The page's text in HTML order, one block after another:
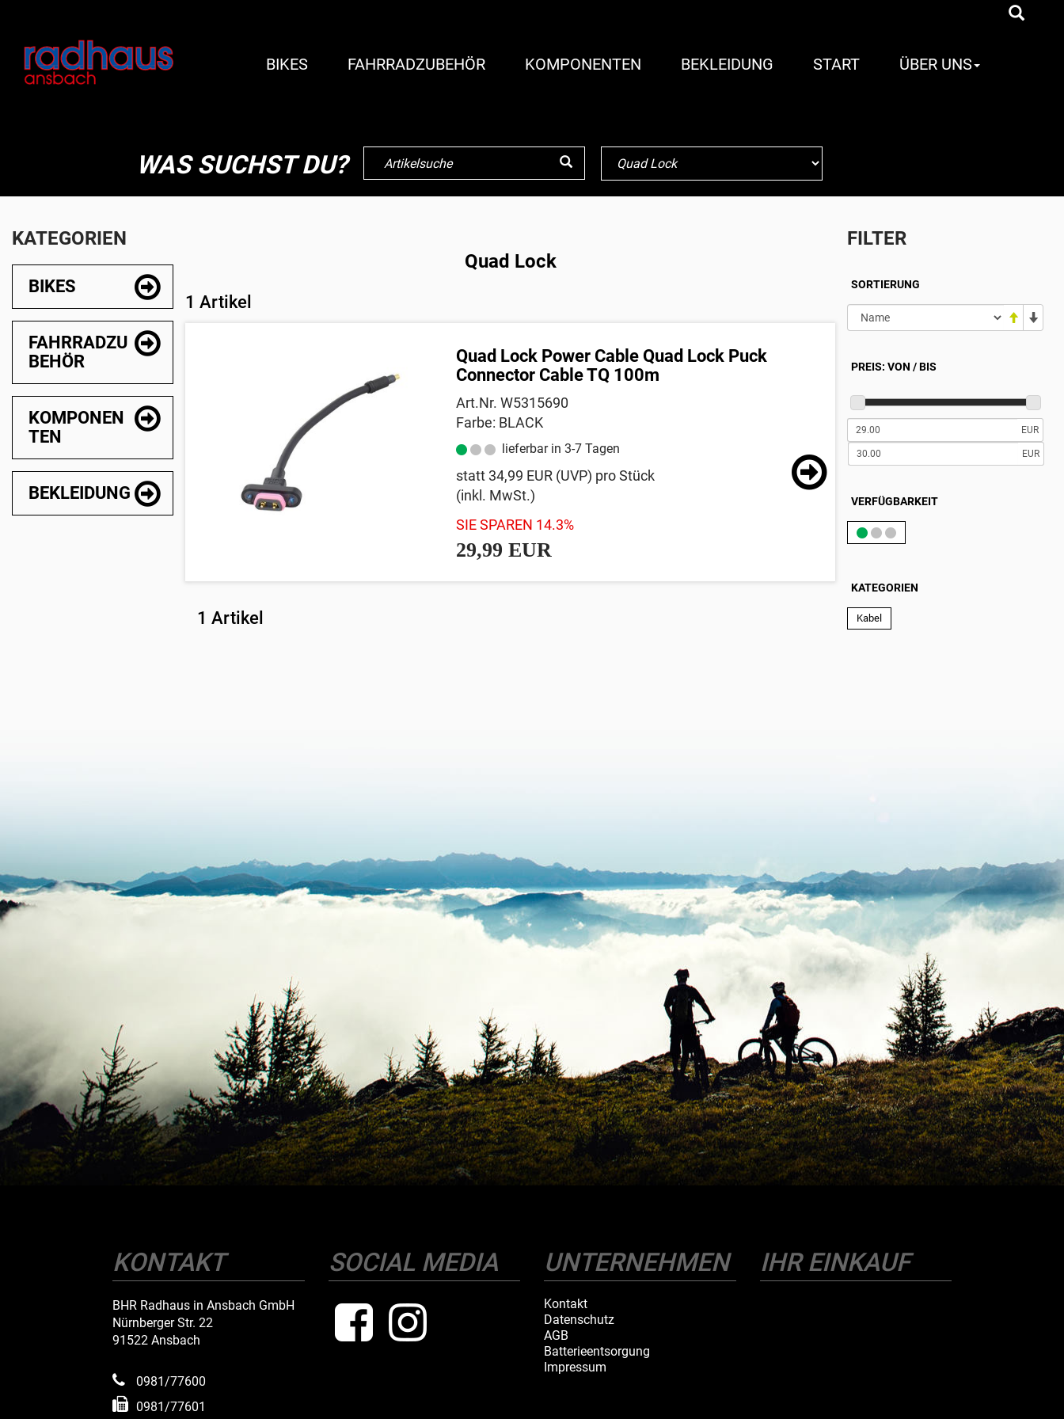
BIKES FAHRRADZUBEHÖR KOMPONENTEN BEKLEIDUNG START ÜBER UNS
WAS SUCHST DU?
KATEGORIEN
BIKES
FAHRRADZU
BEHÖR
KOMPONEN
TEN
BEKLEIDUNG
Quad Lock
1 Artikel
Quad Lock Power Cable Quad Lock Puck
Connector Cable TQ 100m
Art.Nr. W5315690
Farbe: BLACK
lieferbar in 3-7 Tagen
statt 34,99 EUR (UVP) pro Stück
(inkl. MwSt.)
SIE SPAREN 14.3%
29,99 EUR
1 Artikel
FILTER
SORTIERUNG
PREIS: VON / BIS
EUR
EUR
VERFÜGBARKEIT
KATEGORIEN
Kabel
KONTAKT
BHR Radhaus in Ansbach GmbH
Nürnberger Str. 22
91522 Ansbach
0981/77600
0981/77601
SOCIAL MEDIA UNTERNEHMEN
Kontakt
Datenschutz
AGB
Batterieentsorgung
Impressum
IHR EINKAUF